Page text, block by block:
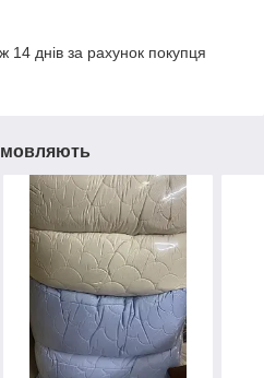
днів за рахунок покупця